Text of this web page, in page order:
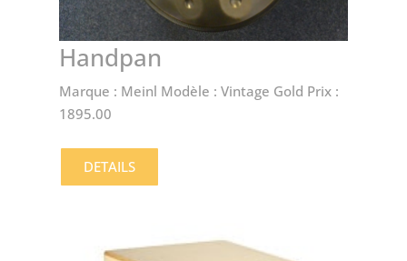
Handpan
Marque : Meinl Modèle : Vintage Gold Prix :
1895.00
DETAILS